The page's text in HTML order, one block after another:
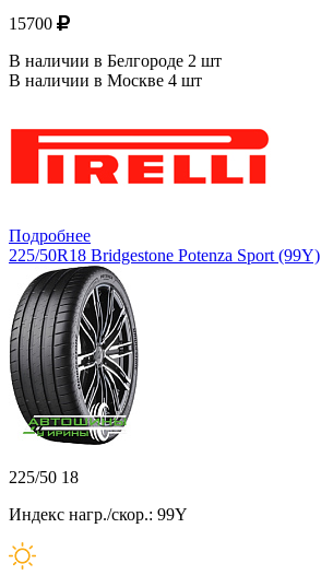
15700
В наличии в Белгороде 2 шт
В наличии в Москве 4 шт
Подробнее
225/50R18 Bridgestone Potenza Sport (99Y)
225/50 18
Индекс нагр./скор.: 99Y